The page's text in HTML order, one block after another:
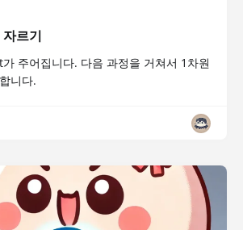
르기
주어집니다. 다음 과정을 거쳐서 1차원
니다.